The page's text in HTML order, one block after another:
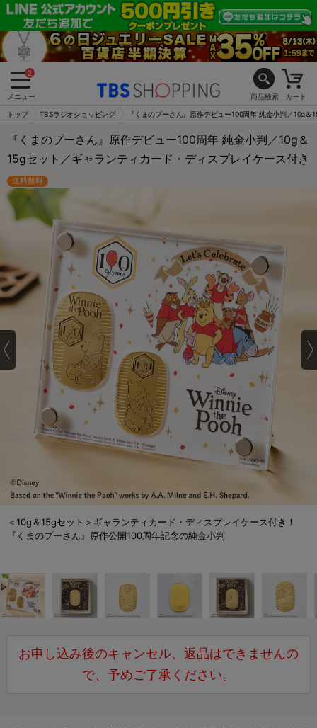
2
メニュー 商品検索 カート
トップ TBSラジオショッピング 『くまのプーさん』原作デビュー100周年 純金小判／10g
『くまのプーさん』原作デビュー100周年 純金小判／10g＆
15gセット／ギャランティカード・ディスプレイケース付き
送料無料
＜10g＆15gセット＞ギャランティカード・ディスプレイケース付き！
『くまのプーさん』原作公開100周年記念の純金小判
お申し込み後のキャンセル、返品はできませんの
で、予めご了承ください。